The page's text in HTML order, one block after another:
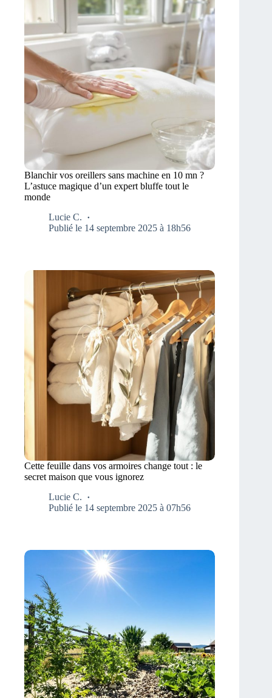
Blanchir vos oreillers sans machine en 10 mn ?
L’astuce magique d’un expert bluffe tout le
monde
Lucie C.
Publié le 14 septembre 2025 à 18h56
Cette feuille dans vos armoires change tout : le
secret maison que vous ignorez
Lucie C.
Publié le 14 septembre 2025 à 07h56